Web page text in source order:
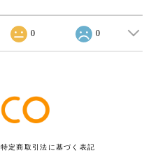
0 0
特定商取引法に基づく表記